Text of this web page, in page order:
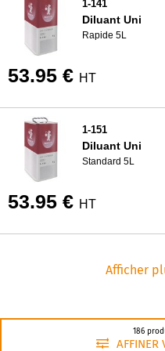
1-141
Diluant Uni
Rapide 5L
53.95 € HT
1-151
Diluant Uni
Standard 5L
53.95 € HT
Afficher
186
AFFINER